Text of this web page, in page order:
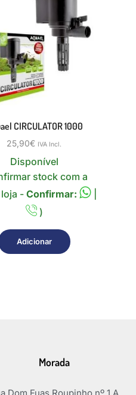
CIRCULATOR 1000
25,90€ IVA Incl.
Disponível
stock com a
loja -Confirmar:
)
Adicionar
Morada
Dom Fuas Roupinho nº 1 A